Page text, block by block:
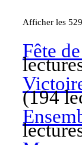
Afficher les
Fête
(194